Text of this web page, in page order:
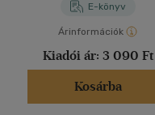
E-könyv
Árinformációk
Kiadói ár: 3 090 Ft
Kosárba